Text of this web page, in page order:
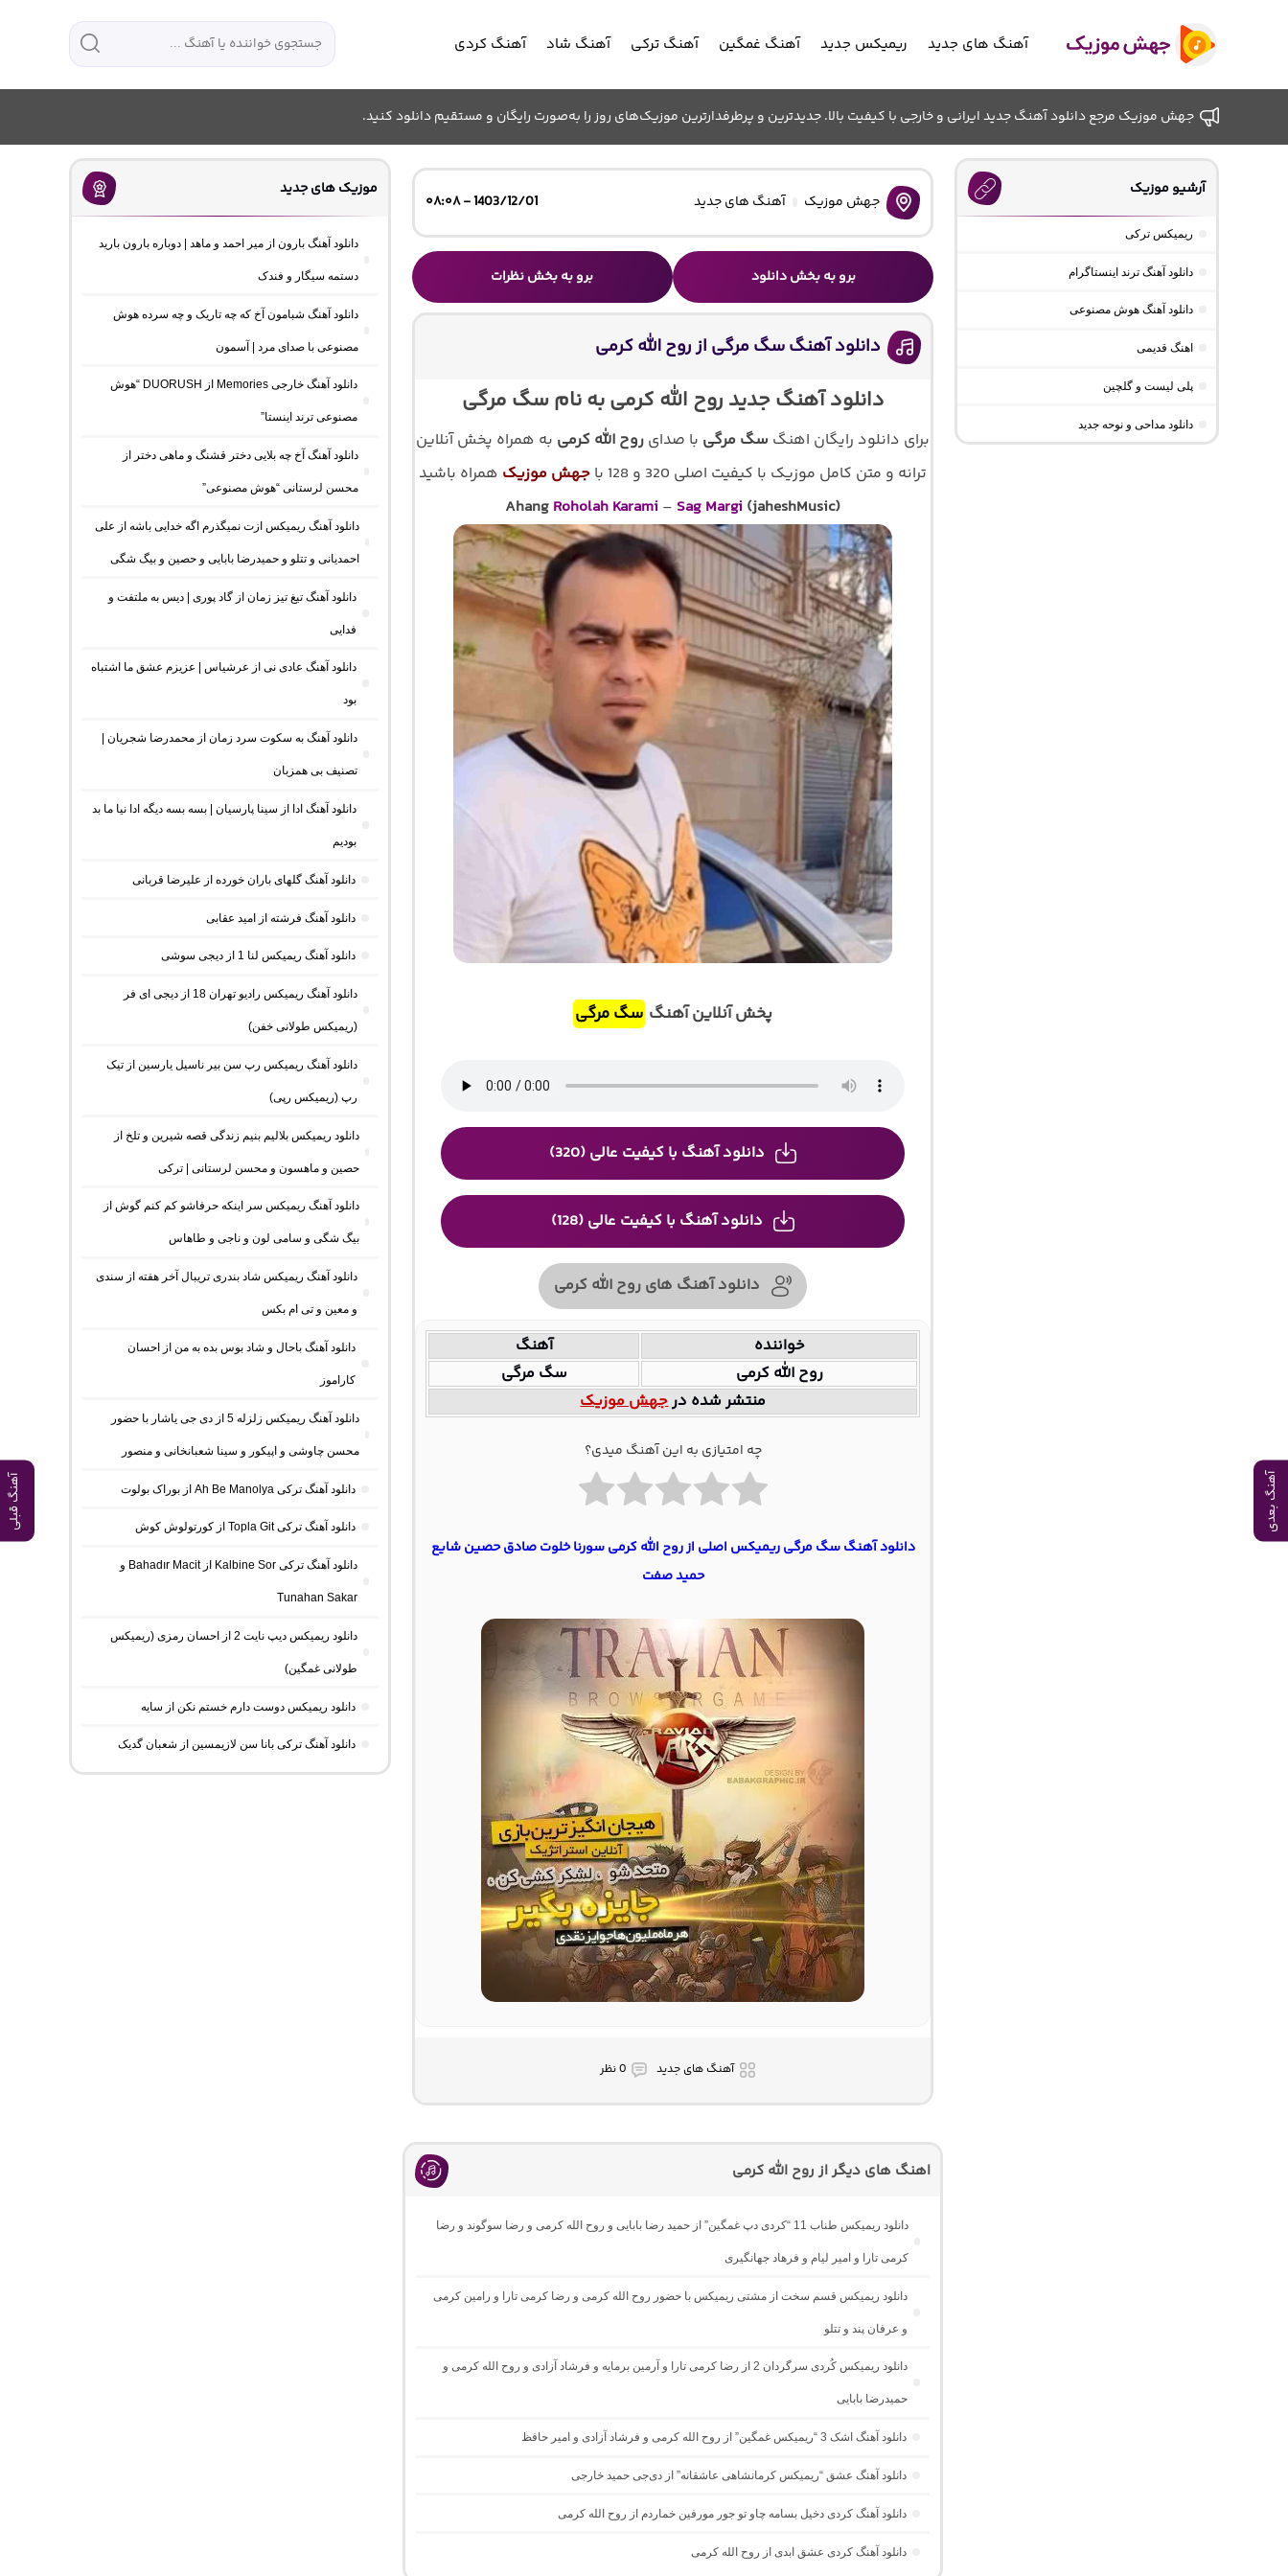
آهنگ بعدی آهنگ قبلی
آهنگ های جدید ریمیکس جدید آهنگ غمگین آهنگ ترکی آهنگ شاد آهنگ کردی
جهش موزیک مرجع دانلود آهنگ جدید ایرانی و خارجی با کیفیت بالا. جدیدترین و پرطرفدارترین موزیک‌های روز را به‌صورت رایگان و مستقیم دانلود کنید.
جهش موزیک آهنگ های جدید 1403/12/01 - ۰۸:۰۸
برو به بخش دانلود برو به بخش نظرات
دانلود آهنگ سگ مرگی از روح الله کرمی
دانلود آهنگ جدید روح الله کرمی به نام سگ مرگی
برای دانلود رایگان اهنگ سگ مرگی با صدای روح الله کرمی به همراه پخش آنلاین
ترانه و متن کامل موزیک با کیفیت اصلی 320 و 128 با
جهش موزیک همراه باشید
Ahang Roholah Karami – Sag Margi (jaheshMusic)
پخش آنلاین آهنگ سگ مرگی
دانلود آهنگ با کیفیت عالی (320)
دانلود آهنگ با کیفیت عالی (128)
دانلود آهنگ های روح الله کرمی
خواننده
آهنگ
روح الله کرمی
سگ مرگی
منتشر شده درجهش موزیک
چه امتیازی به این آهنگ میدی؟
دانلود آهنگ سگ مرگی ریمیکس اصلی از روح الله کرمی سورنا خلوت صادق حصین شایع
حمید صفت
آهنگ های جدید 0 نظر
اهنگ های دیگر از روح الله کرمی
دانلود ریمیکس طناب 11 “کردی دپ غمگین” از حمید رضا بابایی و روح الله کرمی و رضا سوگوند و رضا
کرمی تارا و امیر لیام و فرهاد جهانگیری
دانلود ریمیکس قسم سخت از مشتی ریمیکس با حضور روح الله کرمی و رضا کرمی تارا و رامین کرمی
و عرفان پند و تتلو
دانلود ریمیکس کُردی سرگردان 2 از رضا کرمی تارا و آرمین برمایه و فرشاد آزادی و روح الله کرمی و
حمیدرضا بابایی
دانلود آهنگ اشک 3 “ریمیکس غمگین” از روح الله کرمی و فرشاد آزادی و امیر حافظ
دانلود آهنگ عشق “ریمیکس کرمانشاهی عاشقانه” از دی‌جی حمید خارجی
دانلود آهنگ کردی دخیل بسامه چاو تو جور مورفین خماردم از روح الله کرمی
دانلود آهنگ کردی عشق ابدی از روح الله کرمی
آرشیو موزیک
ریمیکس ترکی
دانلود آهنگ ترند اینستاگرام
دانلود آهنگ هوش مصنوعی
اهنگ قدیمی
پلی لیست و گلچین
دانلود مداحی و نوحه جدید
موزیک های جدید
دانلود آهنگ بارون از میر احمد و ماهد | دوباره بارون بارید
دستمه سیگار و فندک
دانلود آهنگ شبامون آخ که چه تاریک و چه سرده هوش
مصنوعی با صدای مرد | آسمون
دانلود آهنگ خارجی Memories از DUORUSH “هوش
مصنوعی ترند اینستا”
دانلود آهنگ آخ چه بلایی دختر قشنگ و ماهی دختر از
محسن لرستانی “هوش مصنوعی”
دانلود آهنگ ریمیکس ازت نمیگذرم اگه خدایی باشه از علی
احمدیانی و تتلو و حمیدرضا بابایی و حصین و بیگ شگی
دانلود آهنگ تیغ تیز زمان از گاد پوری | دیس به ملتفت و
فدایی
دانلود آهنگ عادی نی از عرشیاس | عزیزم عشق ما اشتباه
بود
دانلود آهنگ به سکوت سرد زمان از محمدرضا شجریان |
تصنیف بی همزبان
دانلود آهنگ ادا از سینا پارسیان | بسه بسه دیگه ادا نیا ما بد
بودیم
دانلود آهنگ گلهای باران خورده از علیرضا قربانی
دانلود آهنگ فرشته از امید عقابی
دانلود آهنگ ریمیکس لنا 1 از دیجی سوشی
دانلود آهنگ ریمیکس رادیو تهران 18 از دیجی ای فر
(ریمیکس طولانی خفن)
دانلود آهنگ ریمیکس رپ سن بیر ناسیل یارسین از تیک
رپ (ریمیکس رپی)
دانلود ریمیکس بلالیم بنیم زندگی قصه شیرین و تلخ از
حصین و ماهسون و محسن لرستانی | ترکی
دانلود آهنگ ریمیکس سر اینکه حرفاشو کم کنم گوش از
بیگ شگی و سامی لون و ناجی و طاهاس
دانلود آهنگ ریمیکس شاد بندری تریبال آخر هفته از سندی
و معین و تی ام بکس
دانلود آهنگ باحال و شاد بوس بده به من از احسان
کاراموز
دانلود آهنگ ریمیکس زلزله 5 از دی جی یاشار با حضور
محسن چاوشی و اپیکور و سینا شعبانخانی و منصور
دانلود آهنگ ترکی Ah Be Manolya از بوراک بولوت
دانلود آهنگ ترکی Topla Git از کورتولوش کوش
دانلود آهنگ ترکی Kalbine Sor از Bahadır Macit و
Tunahan Sakar
دانلود ریمیکس دیپ نایت 2 از احسان رمزی (ریمیکس
طولانی غمگین)
دانلود ریمیکس دوست دارم خستم نکن از سایه
دانلود آهنگ ترکی بانا سن لازیمسین از شعبان گدیک